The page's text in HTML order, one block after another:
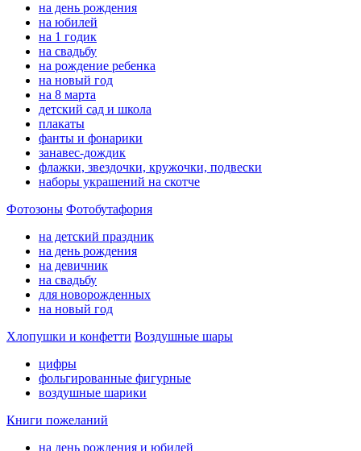
на день рождения
на юбилей
на 1 годик
на свадьбу
на рождение ребенка
на новый год
на 8 марта
детский сад и школа
плакаты
фанты и фонарики
занавес-дождик
флажки, звездочки, кружочки, подвески
наборы украшений на скотче
Фотозоны Фотобутафория
на детский праздник
на день рождения
на девичник
на свадьбу
для новорожденных
на новый год
Хлопушки и конфетти Воздушные шары
цифры
фольгированные фигурные
воздушные шарики
Книги пожеланий
на день рождения и юбилей